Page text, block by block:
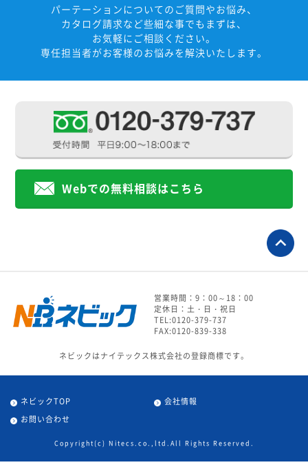
パーテーションについてのご質問やお悩み、
カタログ請求など些細な事でもまずは、
お気軽にご相談ください。
専任担当者がお客様のお悩みを解決いたします。
Webでの無料相談はこちら
営業時間：9：00～18：00
定休日：土・日・祝日
TEL:0120-379-737
FAX:0120-839-338
ネビックはナイテックス株式会社の登録商標です。
ネビックTOP
会社情報
お問い合わせ
Copyright(c) Nitecs.co.,ltd.All Rights Reserved.